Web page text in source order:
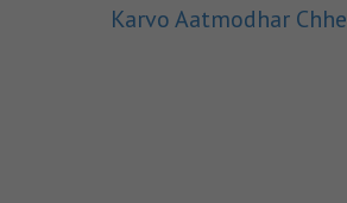
Karvo Aatmodhar Chhe